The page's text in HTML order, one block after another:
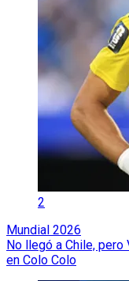
2
Mundial 2026
No llegó a Chile,
en Colo Colo